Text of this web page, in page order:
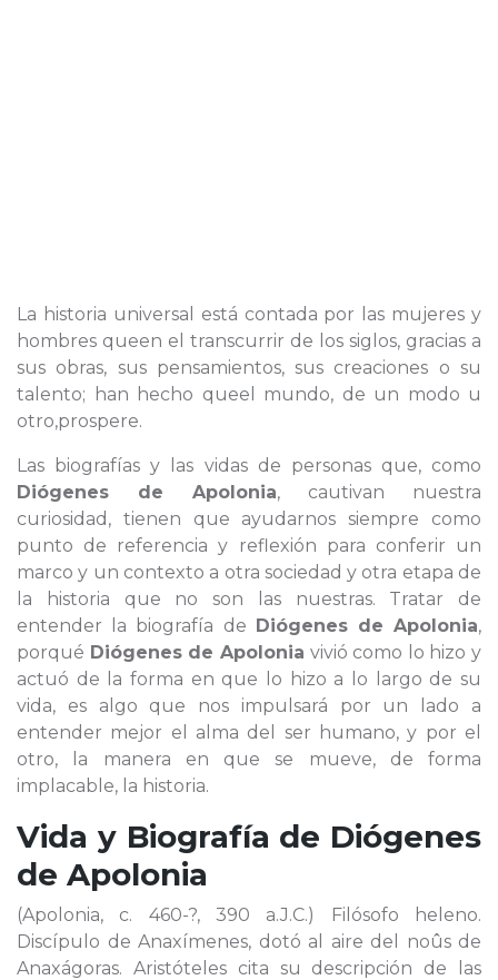
La historia universal está contada por las mujeres y
hombres queen el transcurrir de los siglos, gracias a
sus obras, sus pensamientos, sus creaciones o su
talento; han hecho queel mundo, de un modo u
otro,prospere.
Las biografías y las vidas de personas que, como
Diógenes de Apolonia, cautivan nuestra
curiosidad, tienen que ayudarnos siempre como
punto de referencia y reflexión para conferir un
marco y un contexto a otra sociedad y otra etapa de
la historia que no son las nuestras. Tratar de
entender la biografía de Diógenes de Apolonia,
porqué Diógenes de Apolonia vivió como lo hizo y
actuó de la forma en que lo hizo a lo largo de su
vida, es algo que nos impulsará por un lado a
entender mejor el alma del ser humano, y por el
otro, la manera en que se mueve, de forma
implacable, la historia.
Vida y Biografía de Diógenes
de Apolonia
(Apolonia, c. 460-?, 390 a.J.C.) Filósofo heleno.
Discípulo de Anaxímenes, dotó al aire del noûs de
Anaxágoras. Aristóteles cita su descripción de las